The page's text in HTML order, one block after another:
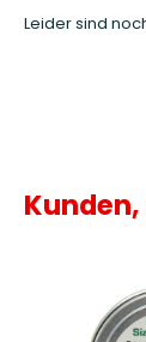
Leider sind